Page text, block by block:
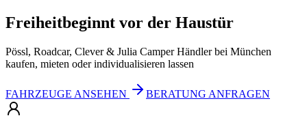
Freiheitbeginnt vor der Haustür
Pössl, Roadcar, Clever & Julia Camper Händler bei München
kaufen, mieten oder individualisieren lassen
FAHRZEUGE ANSEHEN BERATUNG ANFRAGEN